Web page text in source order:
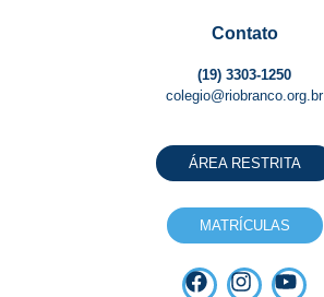
Contato
(19) 3303-1250
colegio@riobranco.org.br
ÁREA RESTRITA
MATRÍCULAS